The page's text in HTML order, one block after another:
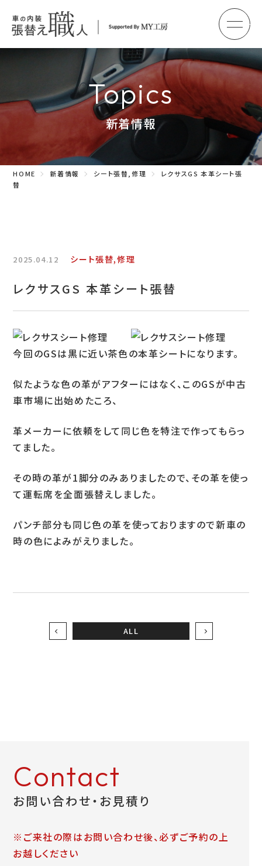
メ
初めての方へ
車のシート張替え・修理
車の内張り
お問い合わせ
特定商取引表示
施工例
プライバシーポリシー
Tel.052-382-1913
Topics
新着情報
HOME 新着情報 シート張替,修理
レクサスGS 本革シート張
替
2025.04.12 シート張替,修理
レクサスGS 本革シート張替
今回のGSは黒に近い茶色の本革シートになります。
似たような色の革がアフターにはなく、このGSが中古
車市場に出始めたころ、
革メーカーに依頼をして同じ色を特注で作ってもらっ
てました。
その時の革が1脚分のみありましたので、その革を使っ
て運転席を全面張替えしました。
パンチ部分も同じ色の革を使っておりますので新車の
時の色によみがえりました。
ALL
Contact
お問い合わせ・お見積り
※ご来社の際はお問い合わせ後、必ずご予約の上
お越しください